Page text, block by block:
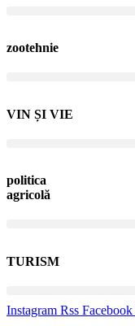
zootehnie
VIN ȘI VIE
politica
agricolă
TURISM
Instagram Rss Facebook